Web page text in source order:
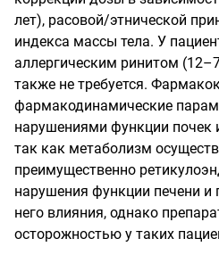
лет), расовой/этнической
индекса массы тела. У
аллергическим ринитом
также не требуется.
фармакодинамические
нарушениями функции почек
так как метаболизм
преимущественно
нарушения функции печени и
него влияния, однако
осторожностью у таких